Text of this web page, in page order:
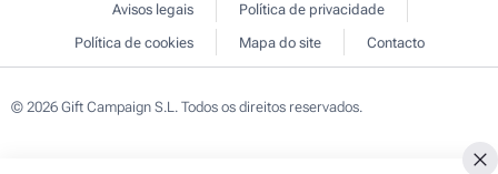
Avisos legais
Política de privacidade
Política de cookies
Mapa do site Contacto
© 2026 Gift Campaign S.L. Todos os direitos reservados.